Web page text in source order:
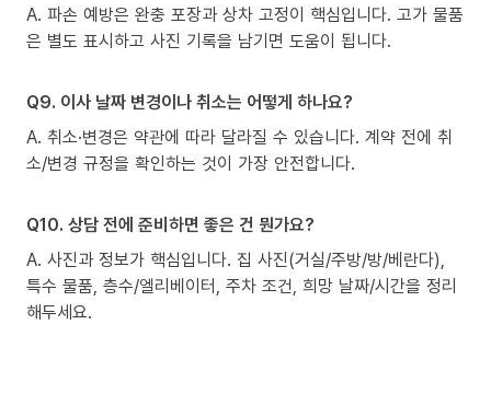
A. 파손 예방은 완충 포장과 상차 고정이 핵심입니다. 고가 물품
은 별도 표시하고 사진 기록을 남기면 도움이 됩니다.
Q9. 이사 날짜 변경이나 취소는 어떻게 하나요?
A. 취소·변경은 약관에 따라 달라질 수 있습니다. 계약 전에 취
소/변경 규정을 확인하는 것이 가장 안전합니다.
Q10. 상담 전에 준비하면 좋은 건 뭔가요?
A. 사진과 정보가 핵심입니다. 집 사진(거실/주방/방/베란다),
특수 물품, 층수/엘리베이터, 주차 조건, 희망 날짜/시간을 정리
해두세요.